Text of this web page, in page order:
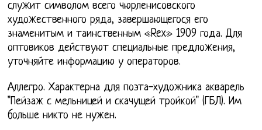
служит символом всего чюрленисовского
художественного ряда, завершающегося его
знаменитым и таинственным «Rex» 1909 года. Для
оптовиков действуют специальные предложения,
уточняйте информацию у операторов.
Аллегро. Характерна для поэта-художника акварель
"Пейзаж с мельницей и скачущей тройкой" (ГБЛ). Им
больше никто не нужен.